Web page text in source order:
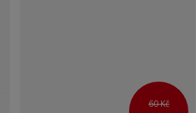
60 Kč